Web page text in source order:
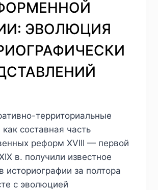
СОВРЕМЕННАЯ
ИСТОРИОГРАФИЯ
2024)
ЭВОЛЮЦИЯ
территориальные
составная часть
реформ XVIII — первой
в. получили известное
историографии за полтора
с эволюцией